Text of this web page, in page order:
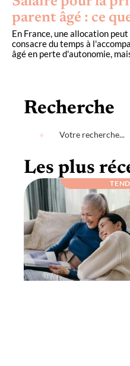
parent âgé : ce
En France, une allocation
consacre du temps à
âgé en perte d'autonomie,
Recherche
Les plus